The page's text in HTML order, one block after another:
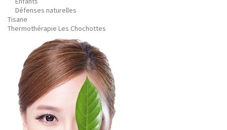
Défenses naturelles
Tisane
Thermothérapie Les Chochottes